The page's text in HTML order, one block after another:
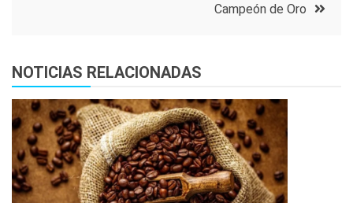
Campeón de Oro
NOTICIAS RELACIONADAS